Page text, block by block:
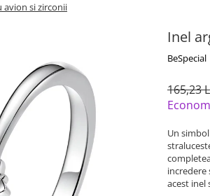
avion si zirconii
Inel
BeSpecial
165,23
Un
incredere
acest inel